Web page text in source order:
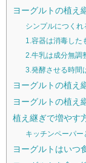
ヨーグルトの植え
シンプルにつくれ
1.容器は消毒した
2.牛乳は成分無調
3.発酵させる時間
ヨーグルトの植え
ヨーグルトの植え
植え継ぎで増やす
キッチンペーパー
ヨーグルトはいつ